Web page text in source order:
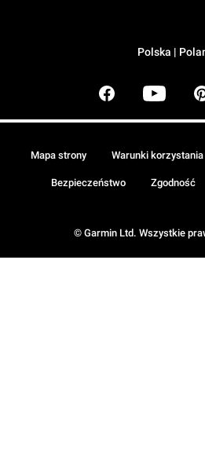
Polska |
© Garmin Ltd. Wszystkie
Mapa strony Warunki korzystania
Bezpieczeństwo Zgodność